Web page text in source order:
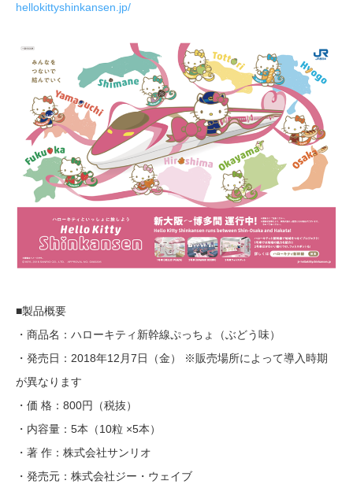
hellokittyshinkansen.jp/
■製品概要
・商品名：ハローキティ新幹線ぷっちょ（ぶどう味）
・発売日：2018年12月7日（金） ※販売場所によって導入時期
が異なります
・価 格：800円（税抜）
・内容量：5本（10粒 ×5本）
・著 作：株式会社サンリオ
・発売元：株式会社ジー・ウェイブ